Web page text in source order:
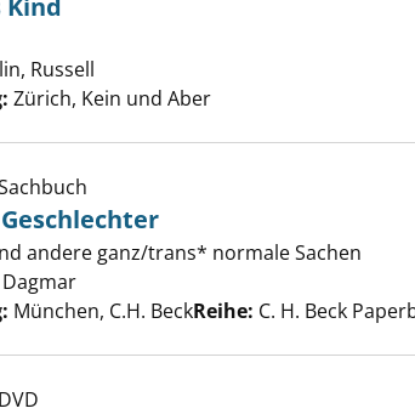
Hemingways Kind anzeigen
Kind
Russell
Zürich, Kein und Aber
Die anderen Geschlechter anzeigen
andere ganz/trans* normale Sachen
München, C.H. BeckReihe: C. H. Beck
DVD